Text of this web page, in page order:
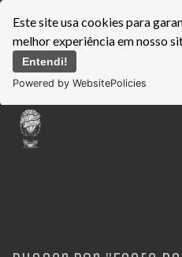
Este site usa cookies para
melhor experiência em nosso
Entendi!
Powered by WebsitePolicies